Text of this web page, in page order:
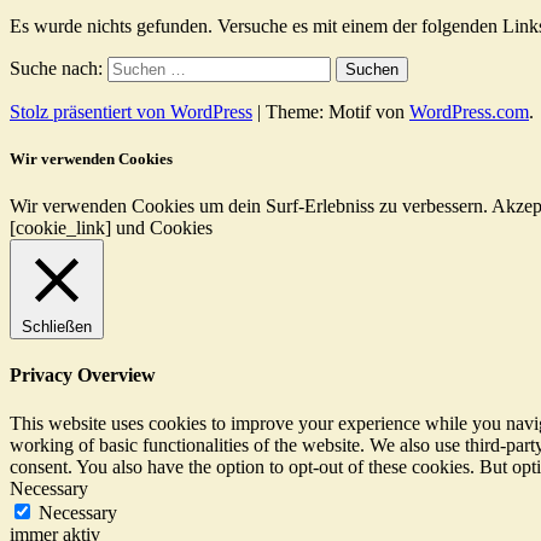
Es wurde nichts gefunden. Versuche es mit einem der folgenden
Suche nach:
Stolz präsentiert von WordPress | Theme: Motif von WordPress.com.
Wir verwenden Cookies
Wir verwenden Cookies um dein Surf-Erlebniss zu verbessern.
[cookie_link] und Cookies
Schließen
Privacy Overview
This website uses cookies to improve your experience while you
working of basic functionalities of the website. We also use third-
consent. You also have the option to opt-out of these cookies. But
Necessary
Necessary
immer aktiv